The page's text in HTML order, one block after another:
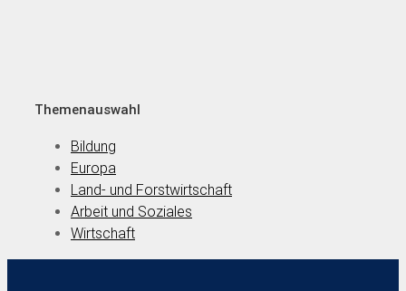
Themenauswahl
Bildung
Europa
Land- und Forstwirtschaft
Arbeit und Soziales
Wirtschaft